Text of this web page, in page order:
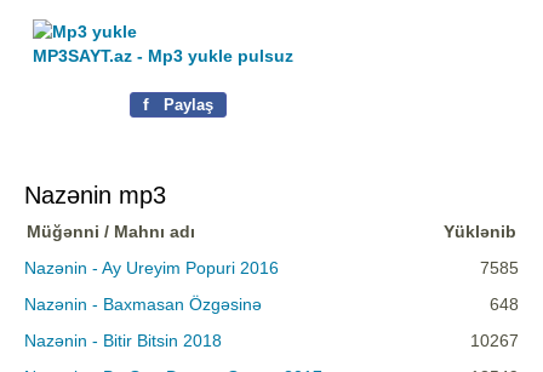
MP3SAYT.az - Mp3 yukle pulsuz
f Paylaş
Nazənin mp3
Müğənni / Mahnı adı
Yüklənib
Nazənin - Ay Ureyim Popuri 2016
7585
Nazənin - Baxmasan Özgəsinə
648
Nazənin - Bitir Bitsin 2018
10267